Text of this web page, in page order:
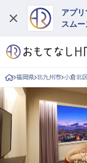
アプ
スムー
ログイン
求人・施設を
キープした求
就職・転職
おもてなし
福岡県 北九州市 小倉北